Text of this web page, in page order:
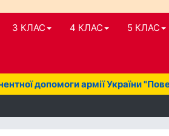
3 КЛАС 4 КЛАС 5 КЛАС
допомоги армії України